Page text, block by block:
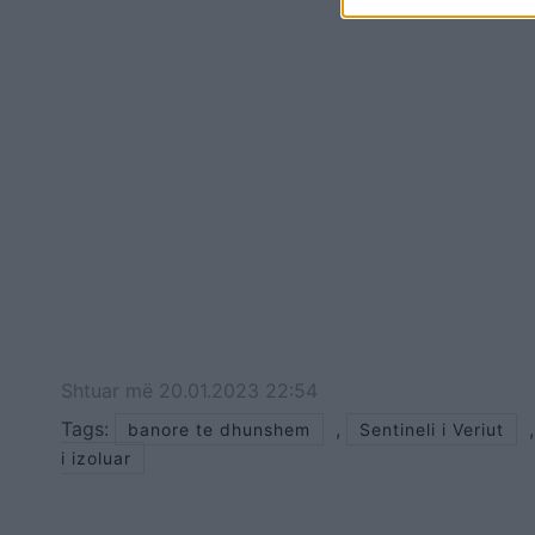
Shtuar më 20.01.2023 22:54
Tags:
banore te dhunshem , Sentineli i Veriut ,
i izoluar